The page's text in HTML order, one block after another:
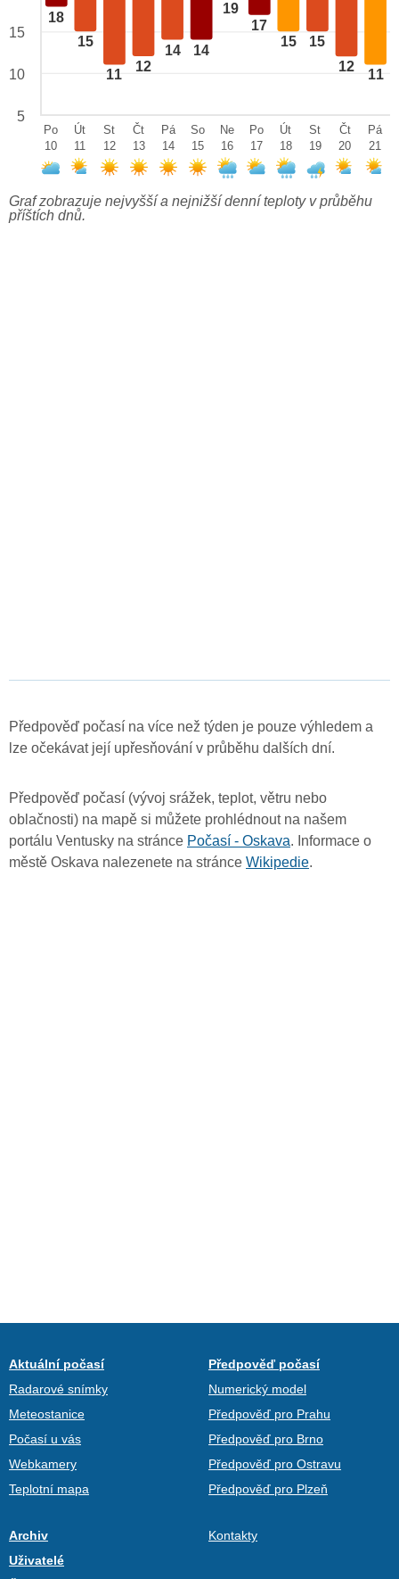
18
15
11
12
14 14
19
17
15 15
12
11
15
10
5
Po
10
Út
11
St
12
Čt
13
Pá
14
So
15
Ne
16
Po
17
Út
18
St
19
Čt
20
Pá
21
Graf zobrazuje nejvyšší a nejnižší denní teploty v průběhu
příštích dnů.
Předpověď počasí na více než týden je pouze výhledem a
lze očekávat její upřesňování v průběhu dalších dní.
Předpověď počasí (vývoj srážek, teplot, větru nebo
oblačnosti) na mapě si můžete prohlédnout na našem
portálu Ventusky na stránce Počasí - Oskava. Informace o
městě Oskava nalezenete na stránce Wikipedie.
Aktuální počasí
Radarové snímky
Meteostanice
Počasí u vás
Webkamery
Teplotní mapa
Předpověď počasí
Numerický model
Předpověď pro Prahu
Předpověď pro Brno
Předpověď pro Ostravu
Předpověď pro Plzeň
Archiv
Uživatelé
Kontakty